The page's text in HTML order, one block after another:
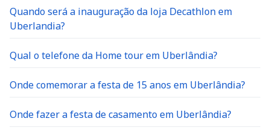
Quando será a inauguração da loja Decathlon em
Uberlandia?
Qual o telefone da Home tour em Uberlândia?
Onde comemorar a festa de 15 anos em Uberlândia?
Onde fazer a festa de casamento em Uberlândia?